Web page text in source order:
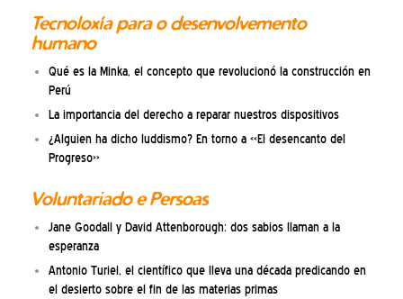
Tecnoloxía para o desenvolvemento
humano
Qué es la Minka, el concepto que revolucionó la construcción en
Perú
La importancia del derecho a reparar nuestros dispositivos
¿Alguien ha dicho luddismo? En torno a «El desencanto del
Progreso»
Voluntariado e Persoas
Jane Goodall y David Attenborough: dos sabios llaman a la
esperanza
Antonio Turiel, el científico que lleva una década predicando en
el desierto sobre el fin de las materias primas